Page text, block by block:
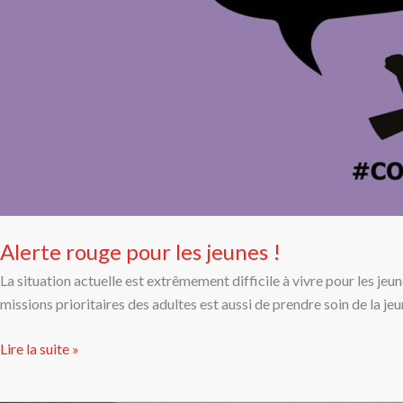
Alerte rouge pour les jeunes !
La situation actuelle est extrêmement difficile à vivre pour les
missions prioritaires des adultes est aussi de prendre soin de la
Lire la suite »